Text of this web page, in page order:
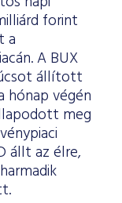
forint
a
A BUX
állított
hónap végén
meg
állt az élre,